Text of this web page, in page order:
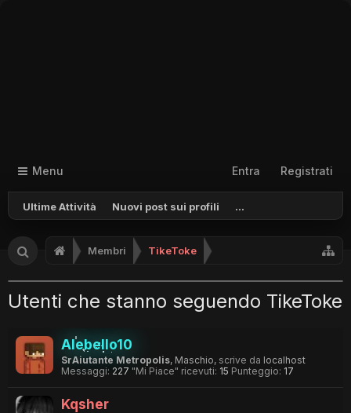
Menu
Ultime Attività Nuovi post sui profili ...
Entra Registrati
Membri TikeToke
Utenti che stanno seguendo TikeToke
Alebello10
SrAiutante Metropolis, Maschio, scrive da localhost
Messaggi: 227 "Mi Piace" ricevuti: 15 Punteggio: 17
Kqsher